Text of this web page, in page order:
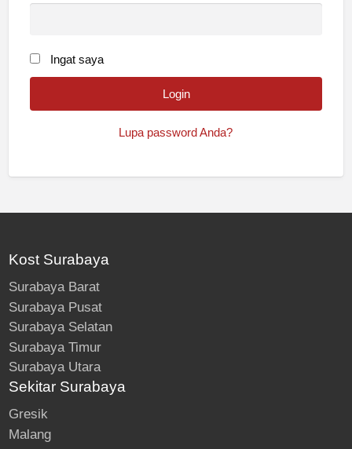
Ingat saya
Lupa password Anda?
Kost Surabaya
Surabaya Barat
Surabaya Pusat
Surabaya Selatan
Surabaya Timur
Surabaya Utara
Sekitar Surabaya
Gresik
Malang